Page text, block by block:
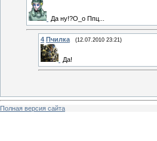
Да ну!?О_о Ппц...
4 Пчилка (12.07.2010 23:21)
Да!
Полная версия сайта